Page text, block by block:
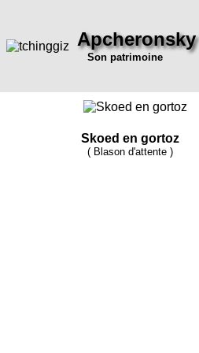
Apcheronsky
Son patrimoine
Skoed en gortoz
( Blason d'attente )